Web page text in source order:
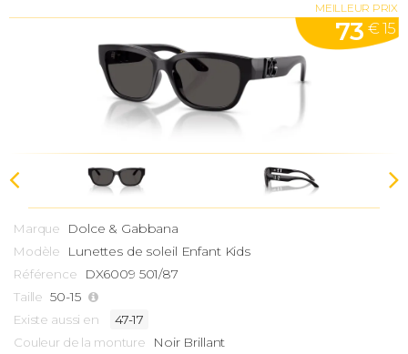
MEILLEUR PRIX
73 € 15
Marque Dolce & Gabbana
Modèle Lunettes de soleil EnfantKids
Référence DX6009 501/87
Taille 50-15
Existe aussi en
47-17
Couleur de la monture
Noir Brillant